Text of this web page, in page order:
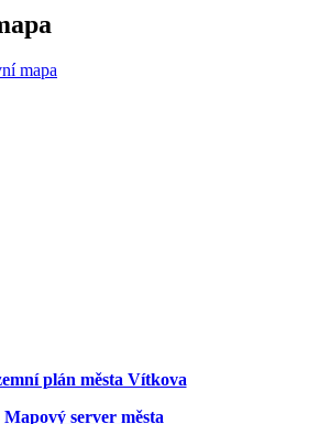
plán města Vítkova
Mapový server města